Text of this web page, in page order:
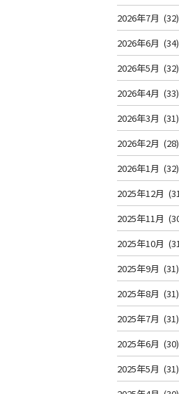
2026年7月 (32)
2026年6月 (34)
2026年5月 (32)
2026年4月 (33)
2026年3月 (31)
2026年2月 (28)
2026年1月 (32)
2025年12月
2025年11月
2025年10月
2025年9月 (31)
2025年8月 (31)
2025年7月 (31)
2025年6月 (30)
2025年5月 (31)